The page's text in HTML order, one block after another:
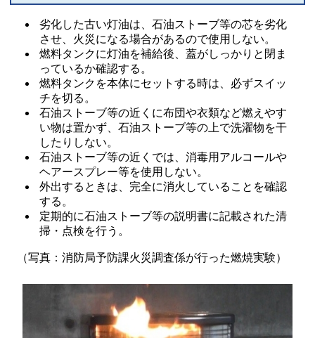
劣化した古い灯油は、石油ストーブ等の芯を劣化
させ、火災になる場合があるので使用しない。
燃料タンクに灯油を補給後、蓋がしっかりと閉ま
っているか確認する。
燃料タンクを本体にセットする時は、必ずスイッ
チを切る。
石油ストーブ等の近くに布団や衣類など燃えやす
い物は置かず、石油ストーブ等の上で洗濯物を干
したりしない。
石油ストーブ等の近くでは、消毒用アルコールや
ヘアースプレー等を使用しない。
外出するときは、完全に消火していることを確認
する。
定期的に石油ストーブ等の説明書に記載された清
掃・点検を行う。
（写真：消防局予防課火災調査係が行った燃焼実験）